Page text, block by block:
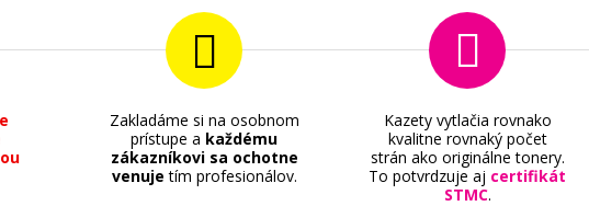
Zakladáme si na osobnom
prístupe a každému
zákazníkovi sa ochotne
venuje tím profesionálov.
Kazety vytlačia rovnako
kvalitne rovnaký počet
strán ako originálne tonery.
To potvrdzuje aj certifikát
STMC.